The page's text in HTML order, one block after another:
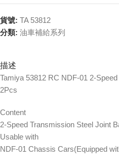
貨號: TA 53812
分類: 油車補給系列
描述
Tamiya 53812 RC NDF-01 2-
2Pcs
Content
2-Speed Transmission Steel Joint
Usable with
NDF-01 Chassis Cars(Equipped